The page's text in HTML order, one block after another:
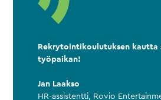
Rekrytointikoulutuksen kautta
työpaikan!
Jan Laakso
HR-assistentti, Rovio